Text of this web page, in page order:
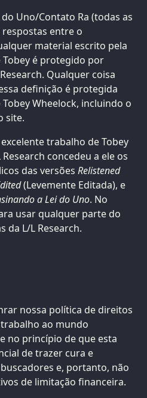
Uno/Contato Ra (todas as
entre o
material escrito pela
Tobey é protegido por
Qualquer coisa
definição é protegida
Wheelock, incluindo o
site.
trabalho de Tobey
concedeu a ele os
das versões Relistened
(Levemente Editada), e
a Lei do Uno. No
usar qualquer parte do
da L/L Research.
nossa política de direitos
ao mundo
no princípio de que esta
de trazer cura e
e, portanto, não
de limitação financeira.